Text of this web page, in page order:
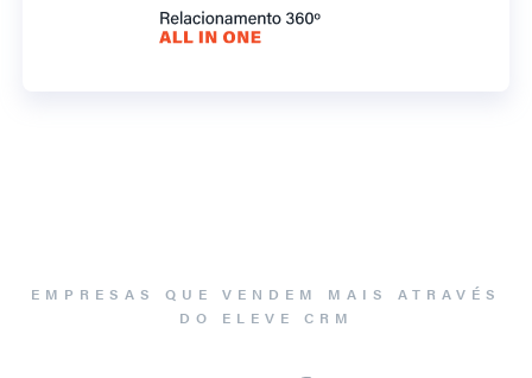
EMPRESAS QUE VENDEM MAIS ATRAVÉS
DO ELEVE CRM